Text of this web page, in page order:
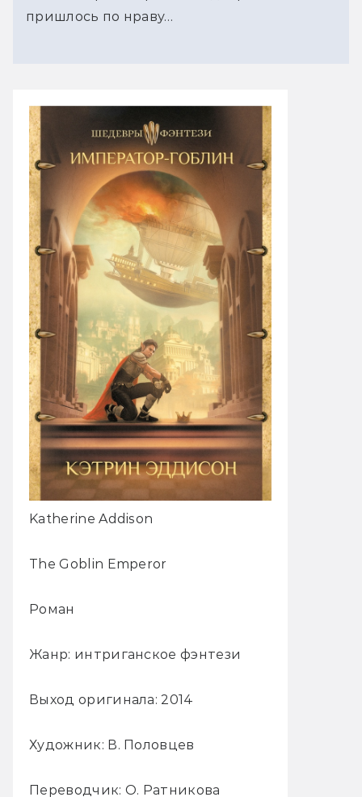
пришлось по нраву…
Katherine Addison
The Goblin Emperor
Роман
Жанр: интриганское фэнтези
Выход оригинала: 2014
Художник: В. Половцев
Переводчик: О. Ратникова